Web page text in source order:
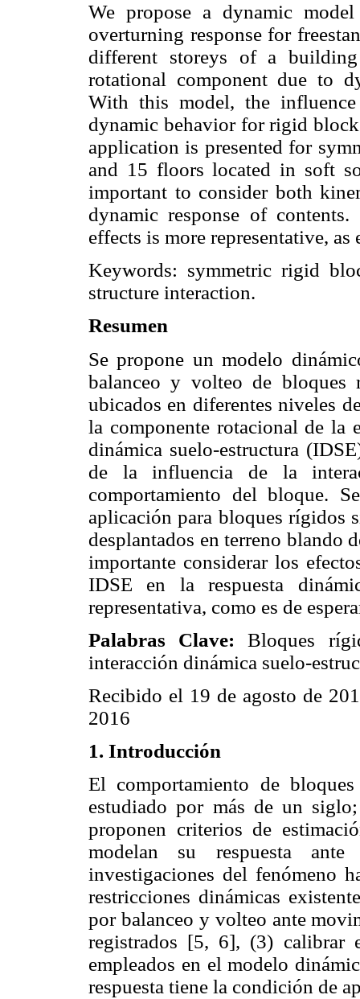
We propose a dynamic
overturning response for
different storeys of a
rotational component due to
With this model, the
dynamic behavior for rigid
application is presented for
and 15 floors located in soft
important to consider both
dynamic response of
effects is more representative,
Keywords: symmetric rigid
structure interaction.
Resumen
Se propone un modelo
balanceo y volteo de bloques
ubicados en diferentes niveles
la componente rotacional de la
dinámica suelo-estructura
de la influencia de la
comportamiento del bloque.
aplicación para bloques rígidos
desplantados en terreno blando
importante considerar los
IDSE en la respuesta
representativa, como es de
Palabras Clave:Bloques
interacción dinámica suelo-
Recibido el 19 de agosto de
2016
1. Introducción
El comportamiento de
estudiado por más de un
proponen criterios de
modelan su respuesta ante
investigaciones del fenómeno
restricciones dinámicas
por balanceo y volteo ante
registrados [5, 6], (3) calibrar
empleados en el modelo
respuesta tiene la condición de